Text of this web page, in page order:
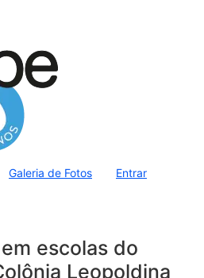
Galeria de Fotos Entrar
escolas do
Leopoldina